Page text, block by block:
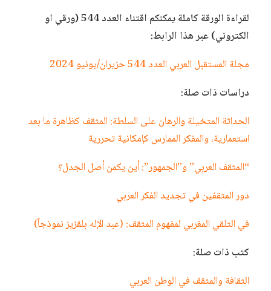
لقراءة الورقة كاملة يمكنكم اقتناء العدد 544 (ورقي او
الكتروني) عبر هذا الرابط:
مجلة المستقبل العربي العدد 544 حزيران/يونيو 2024
دراسات ذات صلة:
الحداثة المتخيلة والرهان على السلطة: المثقف كظاهرة ما بعد
استعمارية، والمفكر الممارس كإمكانية تحررية
“المثقف العربي” و”الجمهور”: أين يكمن أصل الجدل؟
دور المثقفين في تجديد الفكر العربي
في التلقي المغربي لمفهوم المثقف: (عبد الإله بلقزيز نموذجاً)
كتب ذات صلة:
الثقافة والمثقف في الوطن العربي